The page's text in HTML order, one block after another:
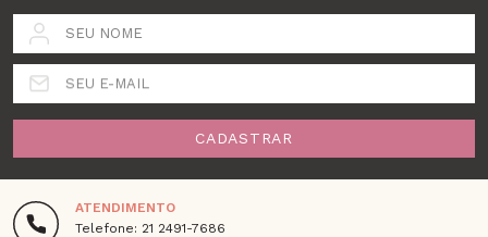
SEU NOME
SEU E-MAIL
CADASTRAR
ATENDIMENTO
Telefone: 21 2491-7686